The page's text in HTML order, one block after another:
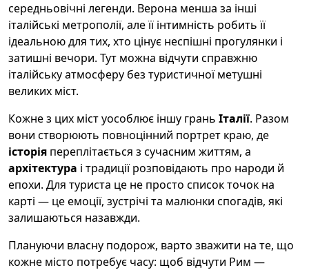
середньовічні легенди. Верона менша за інші
італійські метрополії, але її інтимність робить її
ідеальною для тих, хто цінує неспішні прогулянки і
затишні вечори. Тут можна відчути справжню
італійську атмосферу без туристичної метушні
великих міст.
Кожне з цих міст уособлює іншу грань Італії. Разом
вони створюють повноцінний портрет краю, де
історія переплітається з сучасним життям, а
архітектура і традиції розповідають про народи й
епохи. Для туриста це не просто список точок на
карті — це емоції, зустрічі та малюнки спогадів, які
залишаються назавжди.
Плануючи власну подорож, варто зважити на те, що
кожне місто потребує часу: щоб відчути Рим —